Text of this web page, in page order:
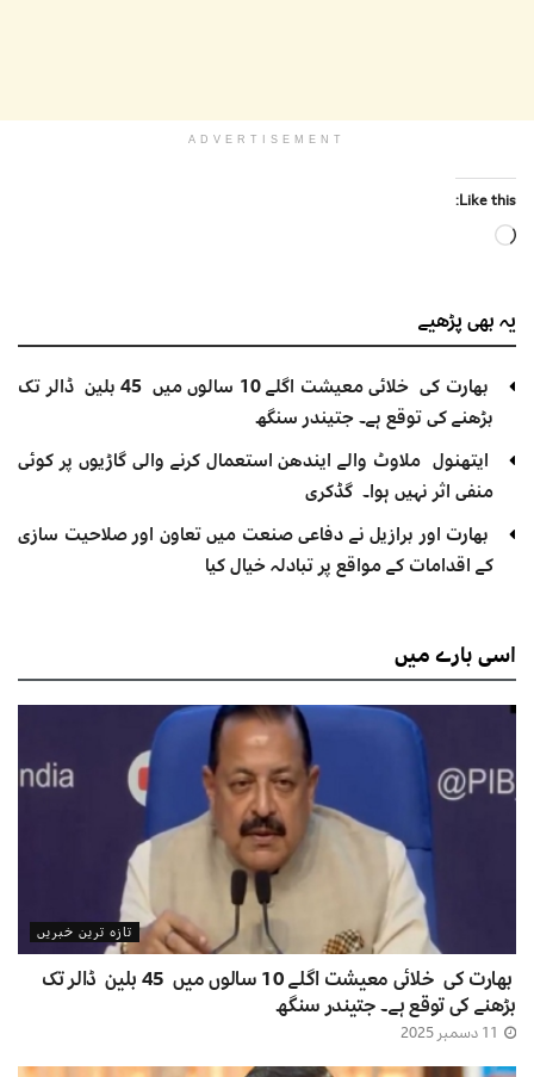
ADVERTISEMENT
Like this:
Loading…
یہ بھیپڑھیے
بھارت کی خلائی معیشت اگلے 10 سالوں میں 45 بلین ڈالر تک
بڑھنے کی توقع ہے۔ جتیندر سنگھ
ایتھنول ملاوٹ والے ایندھن استعمال کرنے والی گاڑیوں پر کوئی
منفی اثر نہیں ہوا۔ گڈکری
بھارت اور برازیل نے دفاعی صنعت میں تعاون اور صلاحیت سازی
کے اقدامات کے مواقع پر تبادلہ خیال کیا
اسیبارے میں
تازہ ترین خبریں
بھارت کی خلائی معیشت اگلے 10 سالوں میں 45 بلین ڈالر تک
بڑھنے کی توقع ہے۔ جتیندر سنگھ